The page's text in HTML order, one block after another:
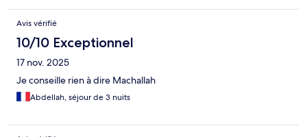
Avis vérifié
10/10 Exceptionnel
17 nov. 2025
Je conseille rien à dire Machallah
Abdellah, séjour de 3 nuits